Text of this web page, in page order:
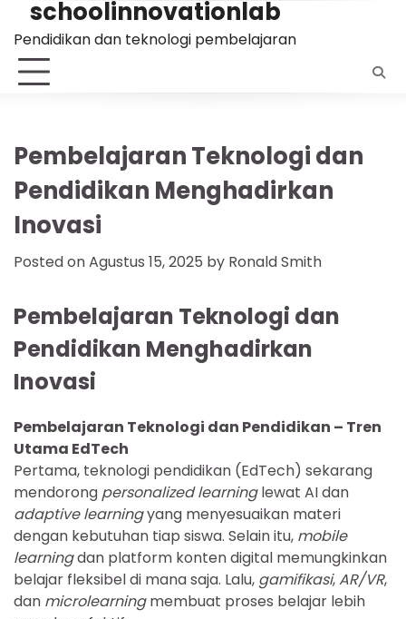
content
schoolinnovationlab
Pendidikan dan teknologi pembelajaran
Pembelajaran Teknologi dan
Pendidikan Menghadirkan
Inovasi
Posted onAgustus 15, 2025 by Ronald Smith
Pembelajaran Teknologi dan
Pendidikan Menghadirkan
Inovasi
Pembelajaran Teknologi dan Pendidikan – Tren
Utama EdTech
Pertama, teknologi pendidikan (EdTech) sekarang
mendorong personalized learninglewat AI dan
adaptive learningyang menyesuaikan materi
dengan kebutuhan tiap siswa. Selain itu, mobile
learningdan platform konten digital memungkinkan
belajar fleksibel di mana saja. Lalu, gamifikasi,AR/VR,
dan microlearningmembuat proses belajar lebih